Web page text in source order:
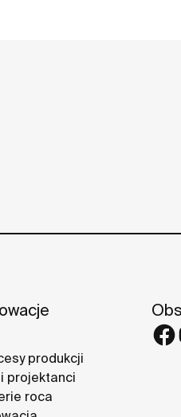
produkcji
projektanci
roca